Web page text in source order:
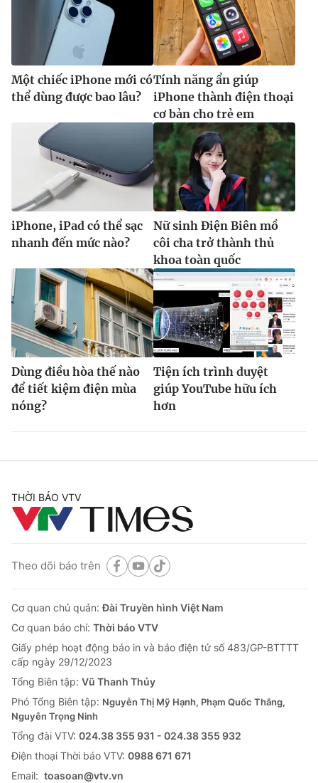
Một chiếc iPhone mới có
thể dùng được bao lâu?
Tính năng ẩn giúp
iPhone thành điện thoại
cơ bản cho trẻ em
iPhone, iPad có thể sạc
nhanh đến mức nào?
Nữ sinh Điện Biên mồ
côi cha trở thành thủ
khoa toàn quốc
Dùng điều hòa thế nào
để tiết kiệm điện mùa
nóng?
Tiện ích trình duyệt
giúp YouTube hữu ích
hơn
THỜI BÁO VTV
Theo dõi báo trên
Cơ quan chủ quản:Đài Truyền hình Việt Nam
Cơ quan báo chí: Thời báo VTV
Giấy phép hoạt động báo in và báo điện tử số 483/GP-BTTTT
cấp ngày 29/12/2023
Tổng Biên tập: Vũ Thanh Thủy
Phó Tổng Biên tập: Nguyễn Thị Mỹ Hạnh, Phạm Quốc Thắng,
Nguyễn Trọng Ninh
Tổng đài VTV: 024.38 355 931 - 024.38 355 932
Ðiện thoại Thời báo VTV: 0988 671 671
Email: toasoan@vtv.vn